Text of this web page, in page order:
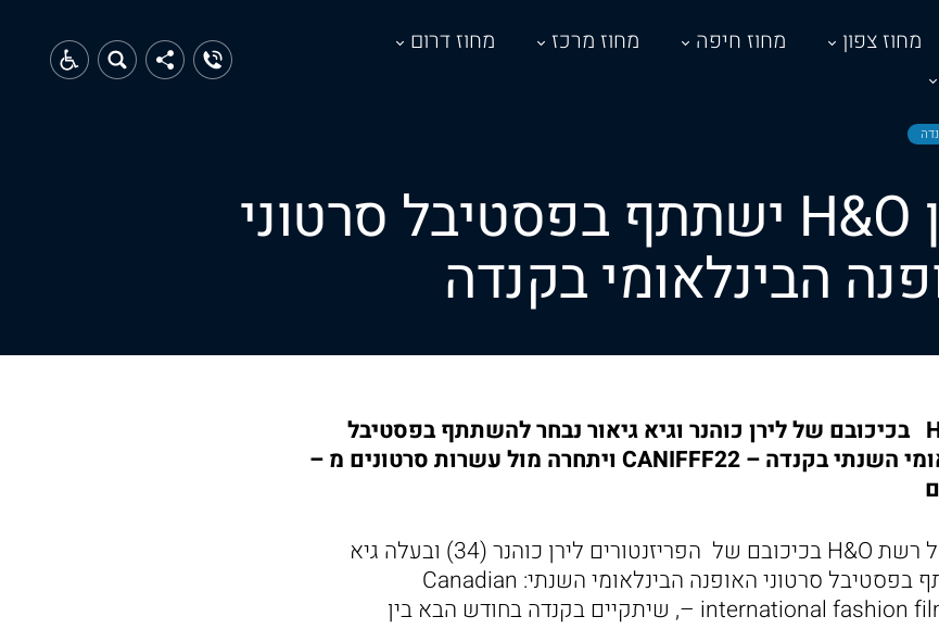
מחוז צפון מחוז חיפה מחוז מרכז
מחוז דרום
סרטון קמפיין H&O ישתתף בפסטיבל סרטוני
הבינלאומי בקנדה
סרטון קמפיין רשתH&O בכיכובם של לירן כוהנר וגיא גיאור נבחר להשתתף בפסטיבל
סרטוני האופנה הבינלאומי השנתי בקנדה – CANIFFF22 ויתחרה מול עשרות סרטונים מ –
סרטון קמפיין האופנה של רשת H&O בכיכובם של הפריזנטורים לירן כוהנר (34) ובעלה גיא
גיאור (43), נבחר להשתתף בפסטיבל סרטוני האופנה הבינלאומי השנתי: Canadian
international fashion film festival CANIFFF22 –, שיתקיים בקנדה בחודש הבא בין